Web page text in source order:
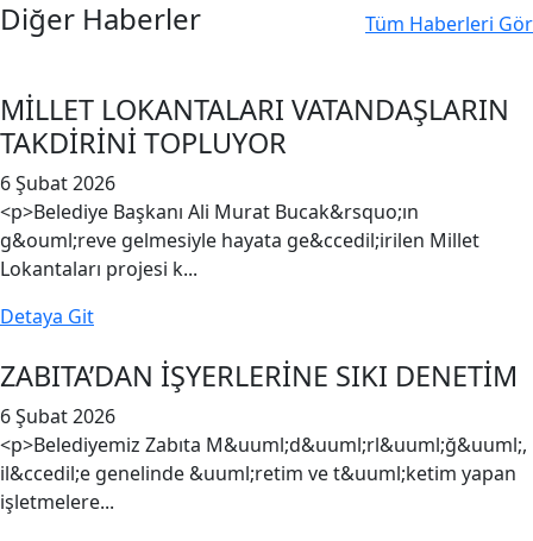
Diğer Haberler Tüm Haberleri Gör
MİLLET LOKANTALARI VATANDAŞLARIN
TAKDİRİNİ TOPLUYOR
6 Şubat 2026
<p>Belediye Başkanı Ali Murat Bucak&rsquo;ın
g&ouml;reve gelmesiyle hayata ge&ccedil;irilen Millet
Lokantaları projesi k...
Detaya Git
ZABITA’DAN İŞYERLERİNE SIKI DENETİM
6 Şubat 2026
<p>Belediyemiz Zabıta M&uuml;d&uuml;rl&uuml;ğ&uuml;,
il&ccedil;e genelinde &uuml;retim ve t&uuml;ketim yapan
işletmelere...